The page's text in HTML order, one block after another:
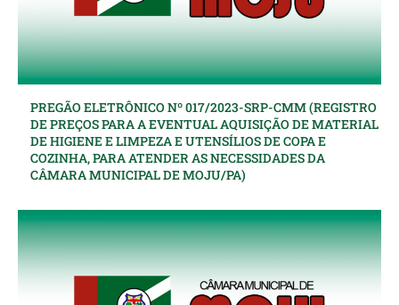
PREGÃO ELETRÔNICO Nº 017/2023-SRP-CMM (REGISTRO
DE PREÇOS PARA A EVENTUAL AQUISIÇÃO DE MATERIAL
DE HIGIENE E LIMPEZA E UTENSÍLIOS DE COPA E
COZINHA, PARA ATENDER AS NECESSIDADES DA
CÂMARA MUNICIPAL DE MOJU/PA)